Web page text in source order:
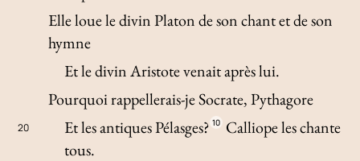
Elle loue le divin Platon de son chant et de son
hymne
Et le divin Aristote venait après lui.
Pourquoi rappellerais-je Socrate, Pythagore
20 Et les antiques Pélasges? 10 Calliope les chante
tous.